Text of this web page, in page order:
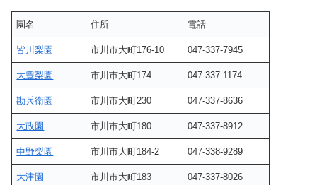
園名 住所 電話
皆川梨園 市川市大町176-10 047-337-7945
大豊梨園 市川市大町174 047-337-1174
勘兵衛園 市川市大町230 047-337-8636
大政園 市川市大町180 047-337-8912
中野梨園 市川市大町184-2 047-338-9289
大津園 市川市大町183 047-337-8026